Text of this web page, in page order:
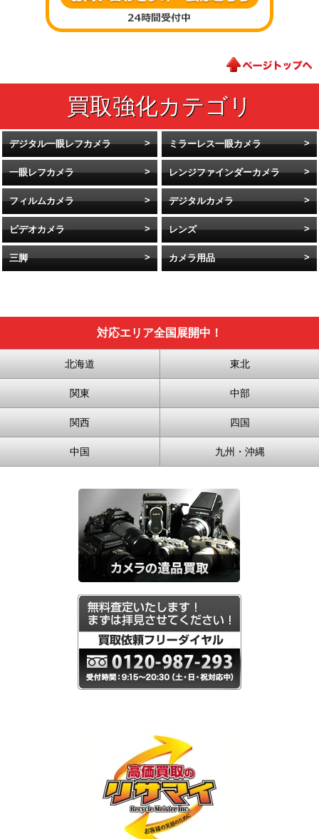
デジタル一眼レフカメラ ミラーレス一眼カメラ
一眼レフカメラ レンジファインダーカメラ
フィルムカメラ デジタルカメラ
ビデオカメラ レンズ
三脚 カメラ用品
対応エリア全国展開中！
北海道 東北
関東 中部
関西 四国
中国 九州・沖縄